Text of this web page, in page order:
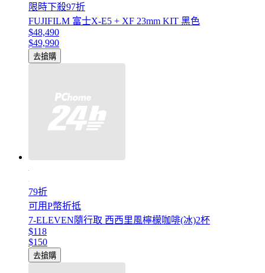
限時下殺97折
FUJIFILM 富士X-E5 + XF 23mm KIT 黑色
$48,490
$49,990
去搶購
79折
可用P幣折抵
7-ELEVEN隨行取 西西里風檸檬咖啡(冰)2杯
$118
$150
去搶購